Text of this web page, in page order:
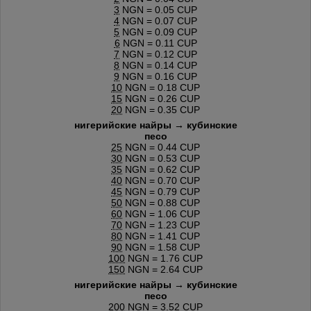
3 NGN = 0.05 CUP
4 NGN = 0.07 CUP
5 NGN = 0.09 CUP
6 NGN = 0.11 CUP
7 NGN = 0.12 CUP
8 NGN = 0.14 CUP
9 NGN = 0.16 CUP
10 NGN = 0.18 CUP
15 NGN = 0.26 CUP
20 NGN = 0.35 CUP
нигерийские найры → кубинские
песо
25 NGN = 0.44 CUP
30 NGN = 0.53 CUP
35 NGN = 0.62 CUP
40 NGN = 0.70 CUP
45 NGN = 0.79 CUP
50 NGN = 0.88 CUP
60 NGN = 1.06 CUP
70 NGN = 1.23 CUP
80 NGN = 1.41 CUP
90 NGN = 1.58 CUP
100 NGN = 1.76 CUP
150 NGN = 2.64 CUP
нигерийские найры → кубинские
песо
200 NGN = 3.52 CUP